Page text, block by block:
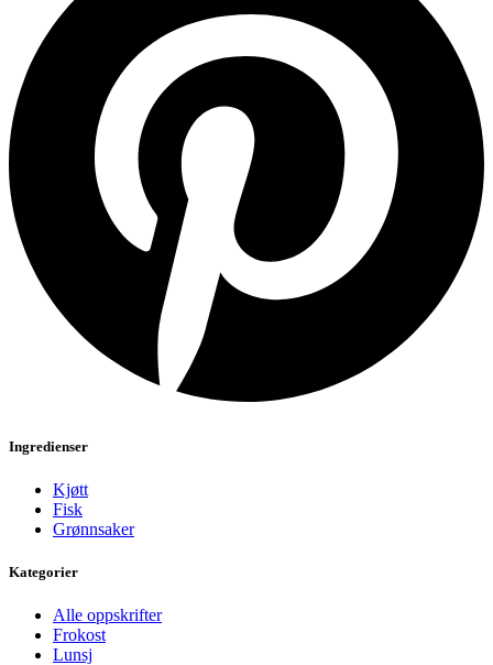
Ingredienser
Kjøtt
Fisk
Grønnsaker
Kategorier
Alle oppskrifter
Frokost
Lunsj